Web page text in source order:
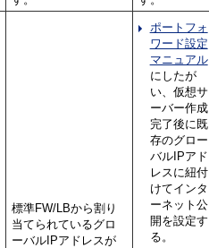
標準FW/LBから割り
当てられているグロ
ーバルIPアドレスが
ポートフォ
ワード設定
マニュアル
にしたが
い、仮想サ
ーバー作成
完了後に既
存のグロー
バルIPアド
レスに紐付
けてインタ
ーネット公
開を設定す
る。